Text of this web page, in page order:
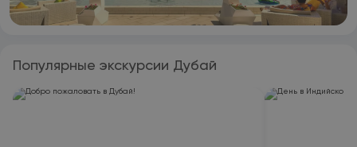
Популярные экскурсии Дубай